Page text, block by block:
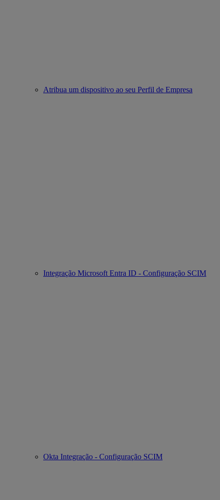
Atribua um dispositivo ao seu Perfil de Empresa
Integração Microsoft Entra ID - Configuração SCIM
Okta Integração - Configuração SCIM